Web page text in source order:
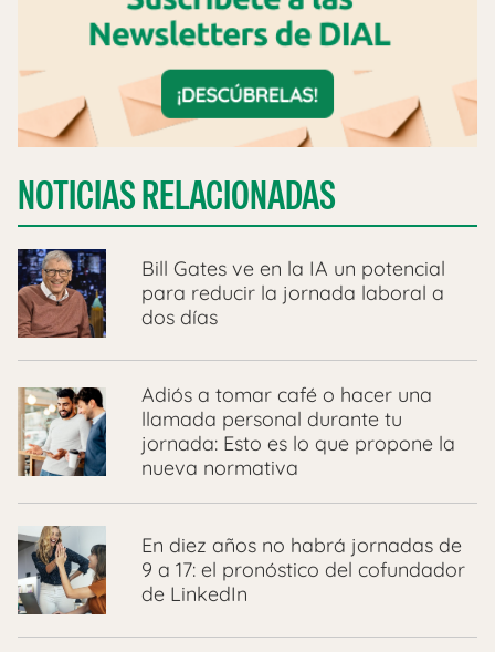
NOTICIAS RELACIONADAS
Bill Gates ve en la IA un potencial
para reducir la jornada laboral a
dos días
Adiós a tomar café o hacer una
llamada personal durante tu
jornada: Esto es lo que propone la
nueva normativa
En diez años no habrá jornadas de
9 a 17: el pronóstico del cofundador
de LinkedIn